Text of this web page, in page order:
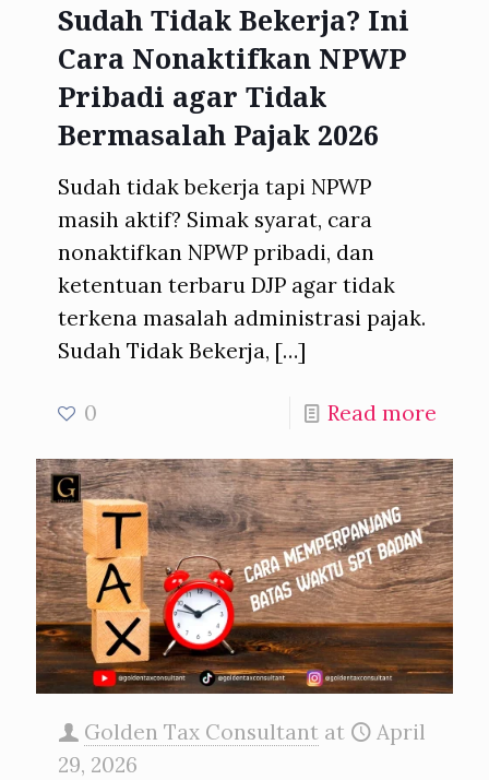
Sudah Tidak Bekerja? Ini
Cara Nonaktifkan NPWP
Pribadi agar Tidak
Bermasalah Pajak 2026
Sudah tidak bekerja tapi NPWP
masih aktif? Simak syarat, cara
nonaktifkan NPWP pribadi, dan
ketentuan terbaru DJP agar tidak
terkena masalah administrasi pajak.
Sudah Tidak Bekerja, […]
0 Read more
Golden Tax Consultant at
April
29, 2026